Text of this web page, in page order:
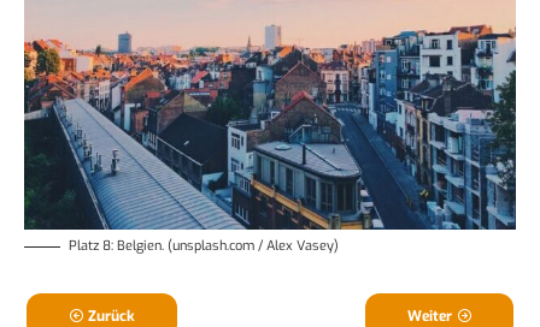
Platz 8: Belgien. (unsplash.com / Alex Vasey)
Zurück Weiter